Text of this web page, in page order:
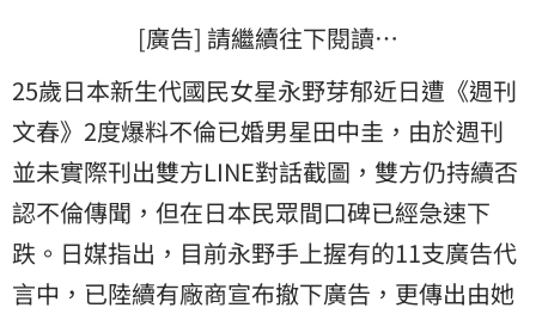
[廣告] 請繼續往下閱讀…
25歲日本新生代國民女星永野芽郁近日遭《週刊
文春》2度爆料不倫已婚男星田中圭，由於週刊
並未實際刊出雙方LINE對話截圖，雙方仍持續否
認不倫傳聞，但在日本民眾間口碑已經急速下
跌。日媒指出，目前永野手上握有的11支廣告代
言中，已陸續有廠商宣布撤下廣告，更傳出由她